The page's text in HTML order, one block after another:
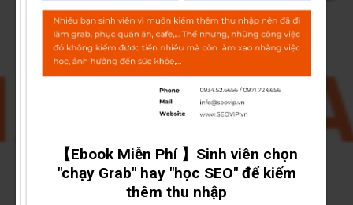
【Ebook Miễn Phí 】Sinh viên chọn
"chạy Grab" hay "học SEO" để kiếm
thêm thu nhập